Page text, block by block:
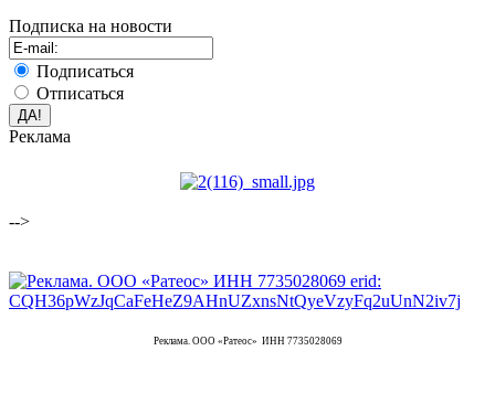
Подписка на новости
Подписаться
Отписаться
Реклама
-->
Реклама. ООО «Ратеос» ИНН 7735028069